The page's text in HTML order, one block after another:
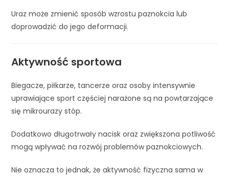
Uraz może zmienić sposób wzrostu paznokcia lub
doprowadzić do jego deformacji.
Aktywność sportowa
Biegacze, piłkarze, tancerze oraz osoby intensywnie
uprawiające sport częściej narażone są na powtarzające
się mikrourazy stóp.
Dodatkowo długotrwały nacisk oraz zwiększona potliwość
mogą wpływać na rozwój problemów paznokciowych.
Nie oznacza to jednak, że aktywność fizyczna sama w